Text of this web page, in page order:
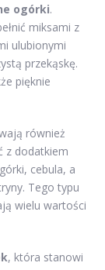
ogórki.
miksami z
ulubionymi
przekąskę.
pięknie
również
z dodatkiem
cebula, a
Tego typu
wielu wartości
, która stanowi